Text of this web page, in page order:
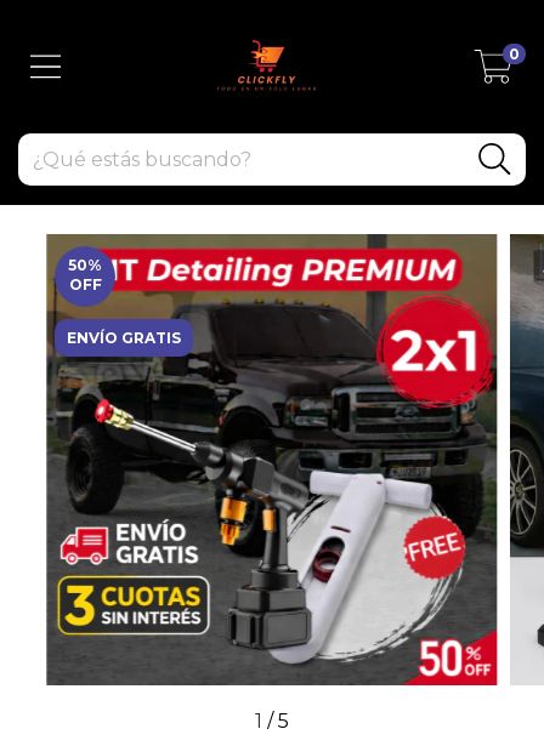
0
50%
OFF
ENVÍO GRATIS
1 /5